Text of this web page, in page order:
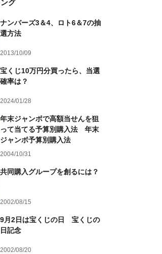
グ
ナンバーズ3＆4、ロト6＆7の抽
選方法
2013/10/09
宝くじ10万円分買ったら、当選
確率は？
2024/01/28
年末ジャンボで高額当せんを狙
って当てる予算別購入法 年末
ジャンボ予算別購入法
2004/10/31
共同購入グループを創るには？
2002/08/15
9月2日は宝くじの日 宝くじの
日記念
2002/08/20